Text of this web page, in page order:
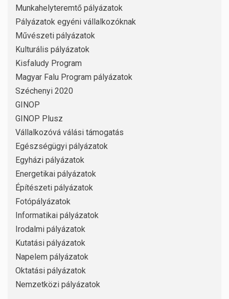
Munkahelyteremtő pályázatok
Pályázatok egyéni vállalkozóknak
Művészeti pályázatok
Kulturális pályázatok
Kisfaludy Program
Magyar Falu Program pályázatok
Széchenyi 2020
GINOP
GINOP Plusz
Vállalkozóvá válási támogatás
Egészségügyi pályázatok
Egyházi pályázatok
Energetikai pályázatok
Építészeti pályázatok
Fotópályázatok
Informatikai pályázatok
Irodalmi pályázatok
Kutatási pályázatok
Napelem pályázatok
Oktatási pályázatok
Nemzetközi pályázatok